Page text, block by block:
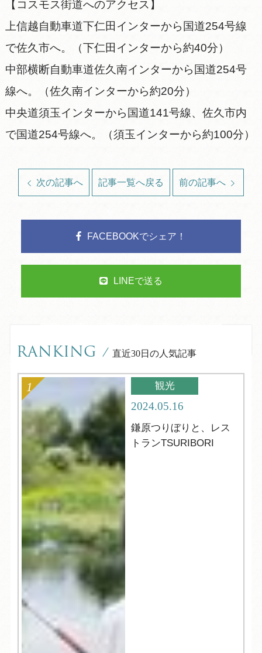
【コスモス街道へのアクセス】
上信越自動車道下仁田インターから国道254号線
で佐久市へ。（下仁田インターから約40分）
中部横断自動車道佐久南インターから国道254号
線へ。（佐久南インターから約20分）
中央道須玉インターから国道141号線、佐久市内
で国道254号線へ。（須玉インターから約100分）
次の記事へ 記事一覧へ戻る 前の記事へ
FACEBOOKでシェア！
LINEで送る
RANKING / 直近30日の人気記事
観光
2024.05.16
鎌原つりぼりと、レス
トランTSURIBORI